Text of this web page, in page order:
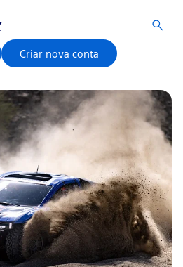
Criar nova conta